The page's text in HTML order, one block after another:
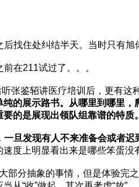
找住处纠结半天。当时只有旭
在211试过了。。。
张鉴轺讲医疗培训后，更有
的展示路书。从哪里到哪里
的是展现出领队组靠谱的特质。
旦发现有人不来准备会或者迟
度上明显看出来是哪些笨蛋没
部分抽象的事情，但是体验